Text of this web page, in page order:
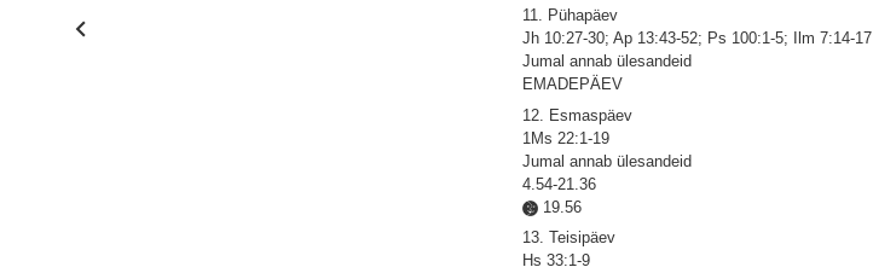
11. Pühapäev
Jh 10:27-30; Ap 13:43-52; Ps 100:1-5; Ilm 7:14-17
Jumal annab ülesandeid
EMADEPÄEV
12. Esmaspäev
1Ms 22:1-19
Jumal annab ülesandeid
4.54-21.36
19.56
13. Teisipäev
Hs 33:1-9